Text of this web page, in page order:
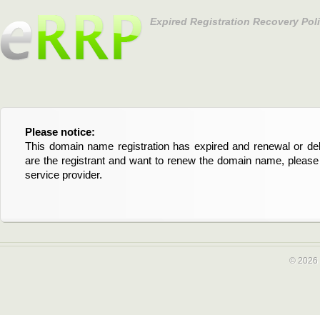
Expired Registration Recovery
Please notice:
This domain name registration has expired and renewal or
are the registrant and want to renew the domain name,
service provider.
Bitte beachten Sie:
Diese Domainregistrierung ist abgelaufen und die
Domain stehen an. Wenn Sie der Registrant sind und
verlängern möchten, kontaktieren Sie bitte Ihren Service-
© 2026